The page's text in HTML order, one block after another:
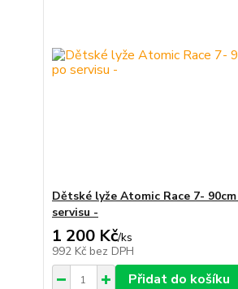
Dětské lyže Atomic Race 7-
servisu -
1 200 Kč/ks
992 Kč bez DPH
Přidat do košíku